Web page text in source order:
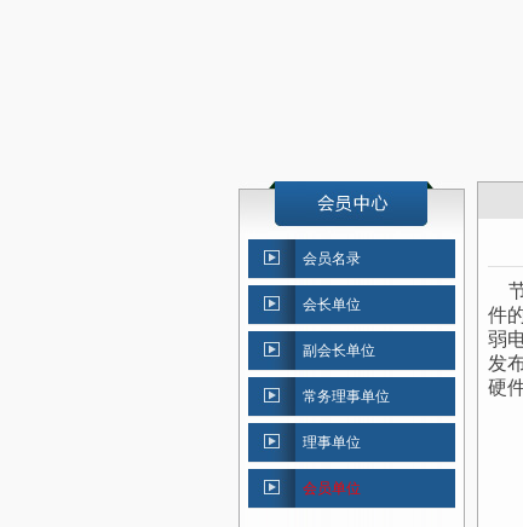
会员名录
会长单位
副会长单位
常务理事单位
理事单位
会员单位
节
件
弱
发
硬